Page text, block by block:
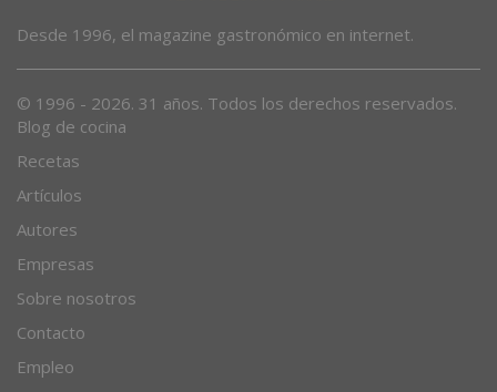
Blog de cocina
Recetas
Artículos
Autores
Empresas
Sobre nosotros
Contacto